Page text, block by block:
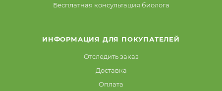
Бесплатная консультация биолога
ИНФОРМАЦИЯ ДЛЯ ПОКУПАТЕЛЕЙ
Отследить заказ
Доставка
Оплата